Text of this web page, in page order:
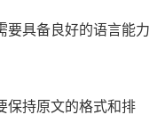
要具备良好的语言能力
保持原文的格式和排